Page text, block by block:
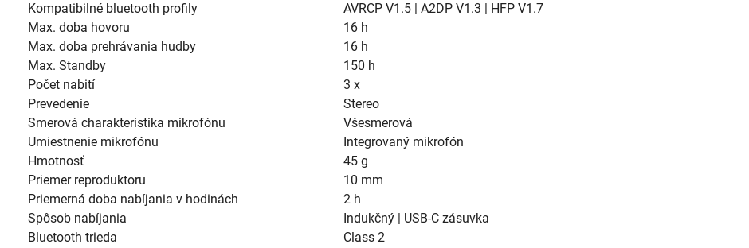
Kompatibilné bluetooth profily
AVRCP V1.5 | A2DP V1.3 | HFP V1.7
Max. doba hovoru
16 h
Max. doba prehrávania hudby
16 h
Max. Standby
150 h
Počet nabití
3 x
Prevedenie
Stereo
Smerová charakteristika mikrofónu
Všesmerová
Umiestnenie mikrofónu
Integrovaný mikrofón
Hmotnosť
45 g
Priemer reproduktoru
10 mm
Priemerná doba nabíjania v hodinách
2 h
Spôsob nabíjania
Indukčný | USB-C zásuvka
Bluetooth trieda
Class 2